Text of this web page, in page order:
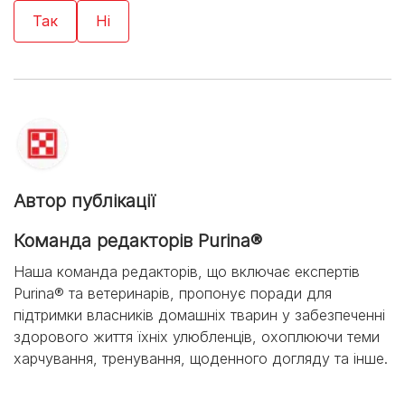
Автор публікації
Команда редакторів Purina®
Наша команда редакторів, що включає експертів
Purina® та ветеринарів, пропонує поради для
підтримки власників домашніх тварин у забезпеченні
здорового життя їхніх улюбленців, охоплюючи теми
харчування, тренування, щоденного догляду та інше.